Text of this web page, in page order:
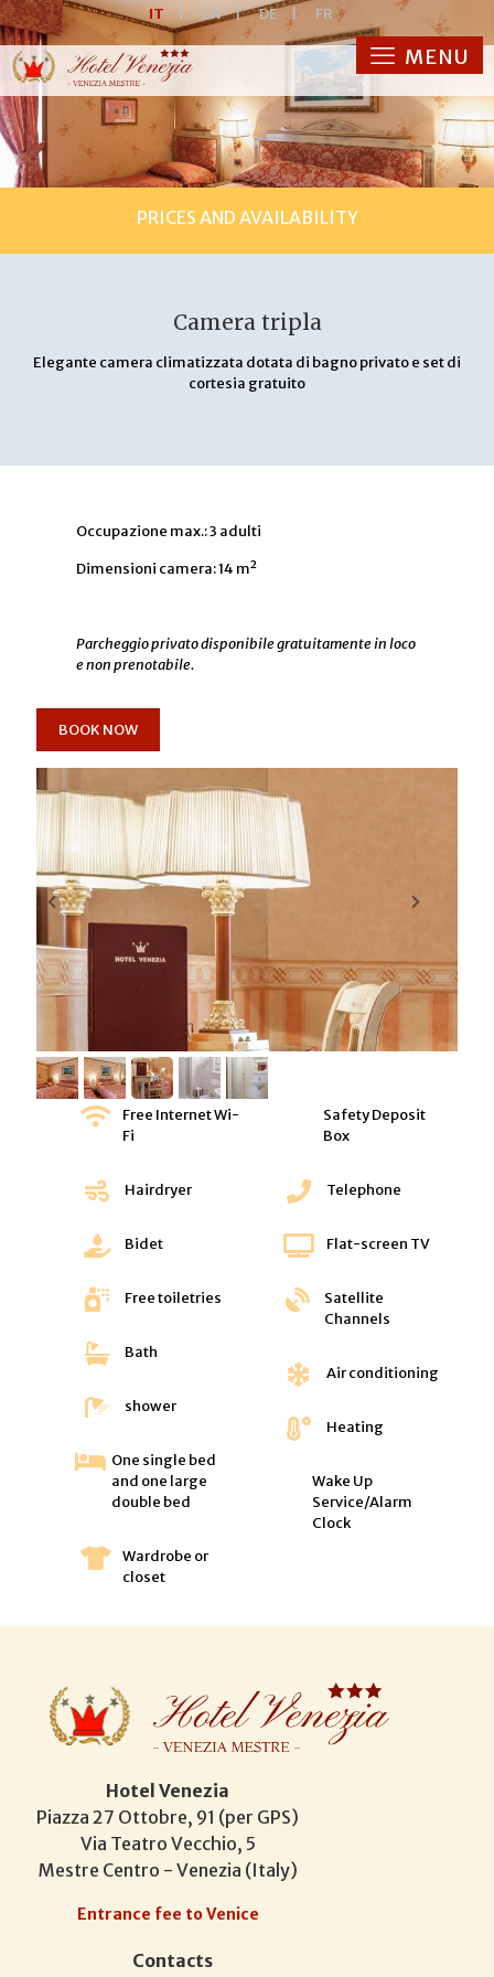
IT | EN | DE FR
MENU
PRICES AND AVAILABILITY
Camera tripla
Elegante camera climatizzata dotata di bagno privato e set di
cortesia gratuito
Occupazione max.: 3 adulti
Dimensioni camera: 14 m²
Parcheggio privato disponibile gratuitamente in loco
e non prenotabile.
BOOK NOW
Free Internet Wi-
Fi
Hairdryer
Bidet
Free toiletries
Bath
shower
One single bed
and one large
double bed
Wardrobe or
closet
Safety Deposit
Box
Telephone
Flat-screen TV
Satellite
Channels
Air conditioning
Heating
Wake Up
Service/Alarm
Clock
Hotel Venezia
Piazza 27 Ottobre, 91 (per GPS)
Via Teatro Vecchio, 5
Mestre Centro - Venezia (Italy)
Entrance fee to Venice
Contacts